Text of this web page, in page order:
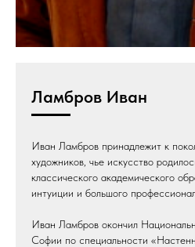
Ламбров Иван
Иван Ламбров принадлежит к
художников, чье искусство
классического академического
интуиции и большого
Иван Ламбров окончил
Софии по специальности